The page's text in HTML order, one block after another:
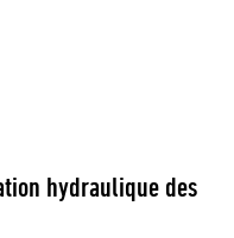
hydraulique des